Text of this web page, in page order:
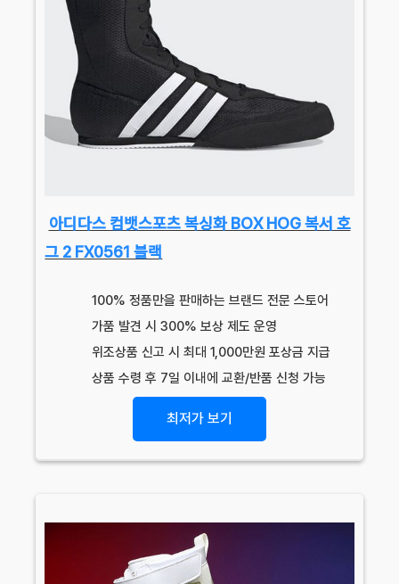
아디다스 컴뱃스포츠 복싱화 BOX HOG 복서 호
그 2 FX0561 블랙
100% 정품만을 판매하는 브랜드 전문 스토어
가품 발견 시 300% 보상 제도 운영
위조상품 신고 시 최대 1,000만원 포상금 지급
상품 수령 후 7일 이내에 교환/반품 신청 가능
최저가 보기